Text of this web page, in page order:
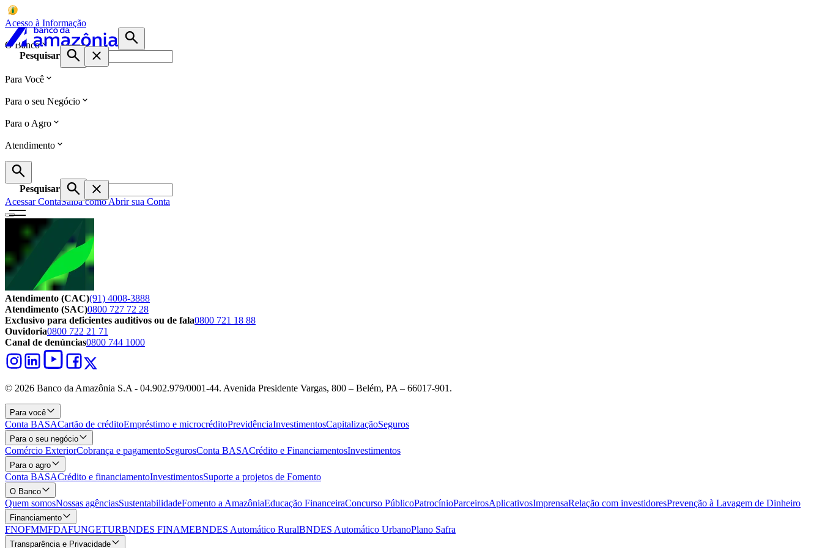
Acesso à Informação
O Banco
Pesquisar
Para Você
Para o seu Negócio
Para o Agro
Atendimento
Pesquisar
Acessar ContaSaiba como Abrir sua Conta
Atendimento (CAC)(91) 4008-3888
Atendimento (SAC)0800 727 72 28
Exclusivo para deficientes auditivos ou de fala0800 721 18 88
Ouvidoria0800 722 21 71
Canal de denúncias0800 744 1000
© 2026 Banco da Amazônia S.A - 04.902.979/0001‐44. Avenida Presidente Vargas, 800 – Belém, PA – 66017-901.
Para você
Conta BASACartão de créditoEmpréstimo e microcréditoPrevidênciaInvestimentosCapitalizaçãoSeguros
Para o seu negócio
Comércio ExteriorCobrança e pagamentoSegurosConta BASACrédito e FinanciamentosInvestimentos
Para o agro
Conta BASACrédito e financiamentoInvestimentosSuporte a projetos de Fomento
O Banco
Quem somosNossas agênciasSustentabilidadeFomento a AmazôniaEducação FinanceiraConcurso PúblicoPatrocínioParceirosAplicativosImprensaRelação com investidoresPrevenção à Lavagem de Dinheiro
Financiamento
FNOFMMFDAFUNGETURBNDES FINAMEBNDES Automático RuralBNDES Automático UrbanoPlano Safra
Transparência e Privacidade